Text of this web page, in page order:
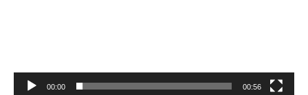
00:00 00:56